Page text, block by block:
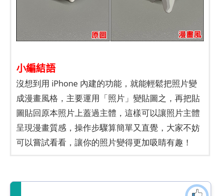
小編結語
沒想到用 iPhone 內建的功能，就能輕鬆把照片變
成漫畫風格，主要運用「照片」變貼圖之，再把貼
圖貼回原本照片上蓋過主體，這樣可以讓照片主體
呈現漫畫質感，操作步驟算簡單又直覺，大家不妨
可以嘗試看看，讓你的照片變得更加吸睛有趣！